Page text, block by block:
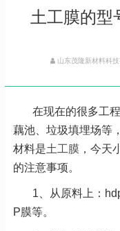
土工膜的型
山东茂隆新材料科技
在现在的很多工
藕池、垃圾填埋场等
材料是土工膜 ，今天
的注意事项。
1、从原料上：
P膜等。